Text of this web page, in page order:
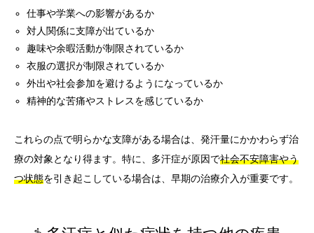
仕事や学業への影響があるか
対人関係に支障が出ているか
趣味や余暇活動が制限されているか
衣服の選択が制限されているか
外出や社会参加を避けるようになっているか
精神的な苦痛やストレスを感じているか
これらの点で明らかな支障がある場合は、発汗量にかかわらず治
療の対象となり得ます。特に、多汗症が原因で社会不安障害やう
つ状態を引き起こしている場合は、早期の治療介入が重要です。